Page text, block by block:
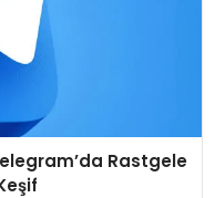
Rastgele